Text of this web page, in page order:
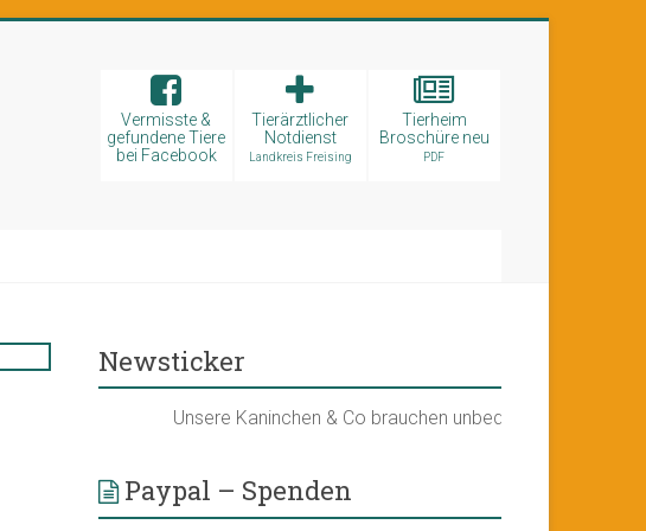
Tierheim
Broschüre neu
PDF
Tierärztlicher
Notdienst
Landkreis Freising
Vermisste &
gefundene Tiere
bei Facebook
Newsticker
Unsere Kaninchen & Co brauchen unbedingt ein neues
Paypal – Spenden